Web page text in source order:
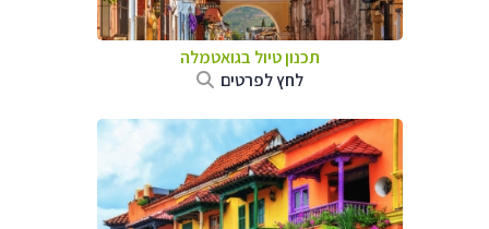
תכנון טיול בגואטמלה
לחץ לפרטים